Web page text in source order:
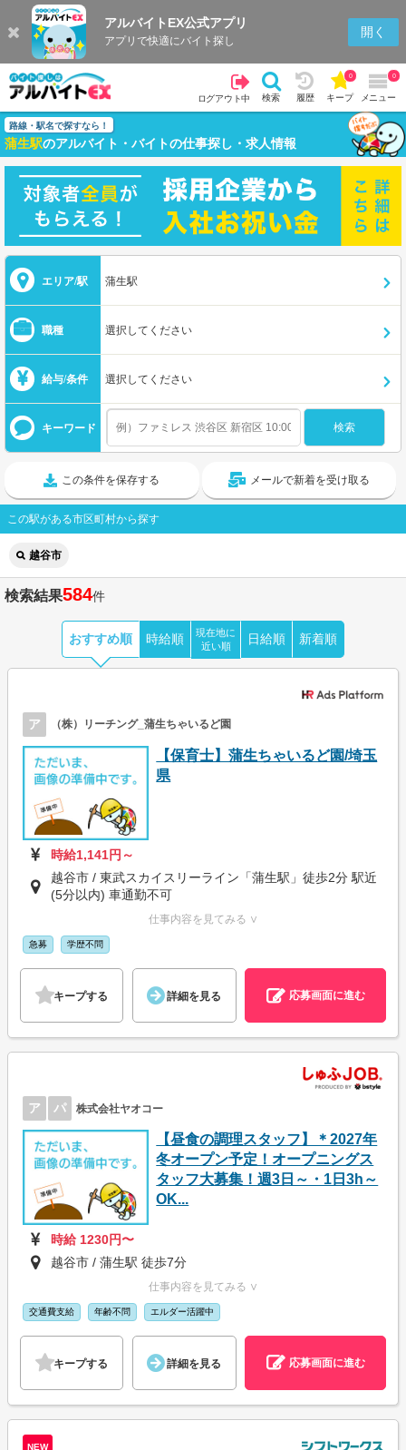
アルバイトEX公式アプリ
アプリで快適にバイト探し
開く
ログアウト中 検索 履歴 キープ
0
メニュー
0
路線・駅名で探すなら！
蒲生駅のアルバイト・バイトの仕事探し・求人情報
エリア/駅 蒲生駅
職種 選択してください
給与/条件 選択してください
キーワード
この条件を保存する メールで新着を受け取る
この駅がある市区町村から探す
越谷市
検索結果584件
おすすめ順 時給順
現在地に
近い順
日給順 新着順
ア （株）リーチング_蒲生ちゃいるど園
【保育士】蒲生ちゃいるど園/埼玉
県
時給1,141円～
越谷市 / 東武スカイスリーライン「蒲生駅」徒歩2分 駅近
(5分以内) 車通勤不可
仕事内容を見てみる ∨
急募 学歴不問
キープする 詳細を見る 応募画面に進む
ア パ 株式会社ヤオコー
【昼食の調理スタッフ】＊2027年
冬オープン予定！オープニングス
タッフ大募集！週3日～・1日3h～
OK...
時給 1230円〜
越谷市 / 蒲生駅 徒歩7分
仕事内容を見てみる ∨
交通費支給 年齢不問 エルダー活躍中
キープする 詳細を見る 応募画面に進む
NEW